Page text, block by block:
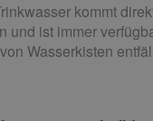
kommt
und ist immer
Wasserkisten